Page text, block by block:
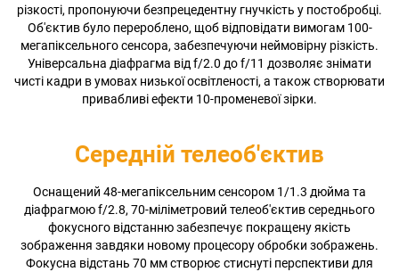
різкості, пропонуючи безпрецедентну гнучкість у постобробці.
Об'єктив було перероблено, щоб відповідати вимогам 100-
мегапіксельного сенсора, забезпечуючи неймовірну різкість.
Універсальна діафрагма від f/2.0 до f/11 дозволяє знімати
чисті кадри в умовах низької освітленості, а також створювати
привабливі ефекти 10-променевої зірки.
Середній телеоб'єктив
Оснащений 48-мегапіксельним сенсором 1/1.3 дюйма та
діафрагмою f/2.8, 70-міліметровий телеоб'єктив середнього
фокусного відстанню забезпечує покращену якість
зображення завдяки новому процесору обробки зображень.
Фокусна відстань 70 мм створює стиснуті перспективи для